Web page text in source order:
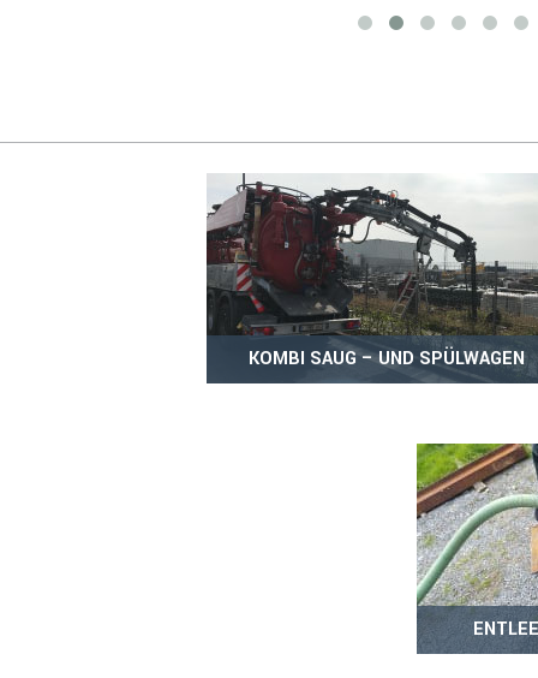
KOMBI SAUG – UND SPÜLWAGEN